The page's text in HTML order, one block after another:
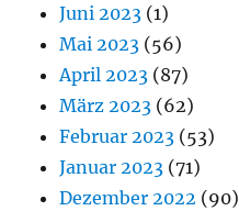
Juni 2023 (1)
Mai 2023 (56)
April 2023 (87)
März 2023 (62)
Februar 2023 (53)
Januar 2023 (71)
Dezember 2022 (90)